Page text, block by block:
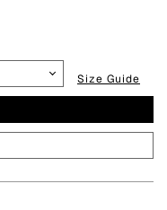
Size Guide